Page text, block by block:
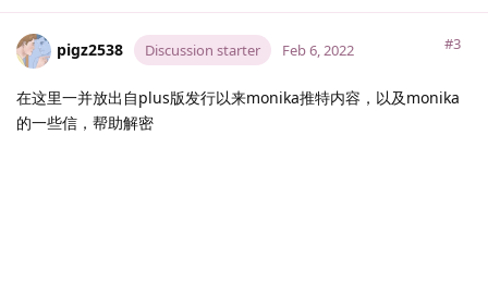
pigz2538 Discussion starter #3
Feb 6, 2022
在这里一并放出自plus版发行以来monika推特内容，以及monika
的一些信，帮助解密